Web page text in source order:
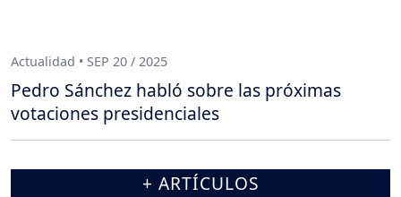
Actualidad • SEP 20 / 2025
Pedro Sánchez habló sobre las próximas
votaciones presidenciales
+ ARTÍCULOS